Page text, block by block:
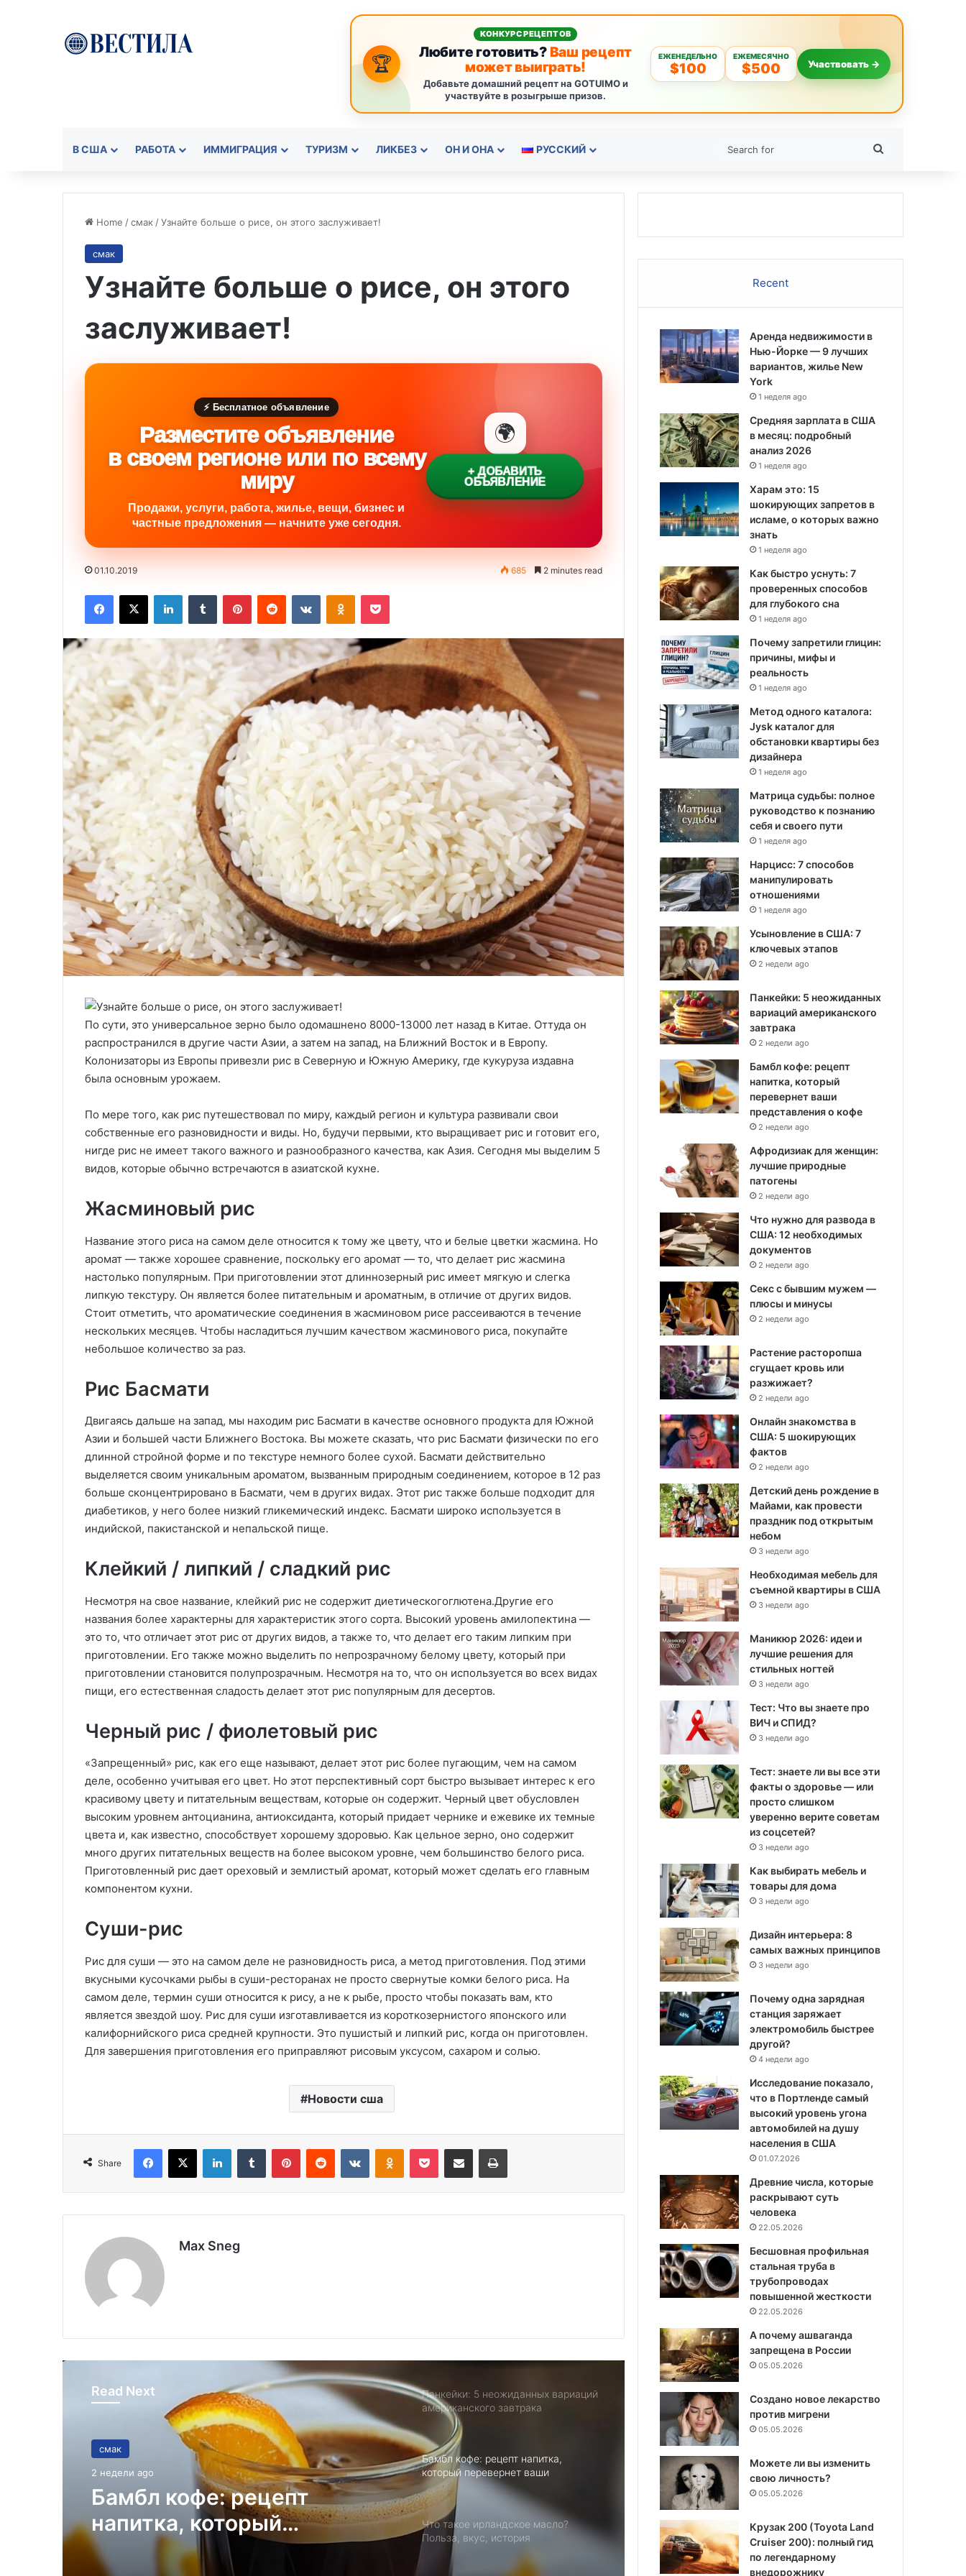
🏆
КОНКУРС РЕЦЕПТОВ
Любите готовить?Ваш рецепт
может выиграть!
Добавьте домашний рецепт на GOTUIMO и
участвуйте в розыгрыше призов.
ЕЖЕНЕДЕЛЬНО
$100
ЕЖЕМЕСЯЧНО
$500 Участвовать →
В США РАБОТА ИММИГРАЦИЯ ТУРИЗМ ЛИКБЕЗ ОН И ОНА РУССКИЙ
Home /смак /Узнайте больше о рисе, он этого заслуживает!
смак
Узнайте больше о рисе, он этого
заслуживает!
⚡ Бесплатное объявление
Разместите объявление
в своем регионе или по всему
миру
Продажи, услуги, работа, жилье, вещи, бизнес и
частные предложения — начните уже сегодня.
🌍
+ ДОБАВИТЬ
ОБЪЯВЛЕНИЕ
01.10.2019 685 2 minutes read
По сути, это универсальное зерно было одомашнено 8000-13000 лет назад в Китае. Оттуда он
распространился в другие части Азии, а затем на запад, на Ближний Восток и в Европу.
Колонизаторы из Европы привезли рис в Северную и Южную Америку, где кукуруза издавна
была основным урожаем.
По мере того, как рис путешествовал по миру, каждый регион и культура развивали свои
собственные его разновидности и виды. Но, будучи первыми, кто выращивает рис и готовит его,
нигде рис не имеет такого важного и разнообразного качества, как Азия. Сегодня мы выделим 5
видов, которые обычно встречаются в азиатской кухне.
Жасминовый рис
Название этого риса на самом деле относится к тому же цвету, что и белые цветки жасмина. Но
аромат — также хорошее сравнение, поскольку его аромат — то, что делает рис жасмина
настолько популярным. При приготовлении этот длиннозерный рис имеет мягкую и слегка
липкую текстуру. Он является более питательным и ароматным, в отличие от других видов.
Стоит отметить, что ароматические соединения в жасминовом рисе рассеиваются в течение
нескольких месяцев. Чтобы насладиться лучшим качеством жасминового риса, покупайте
небольшое количество за раз.
Рис Басмати
Двигаясь дальше на запад, мы находим рис Басмати в качестве основного продукта для Южной
Азии и большей части Ближнего Востока. Вы можете сказать, что рис Басмати физически по его
длинной стройной форме и по текстуре немного более сухой. Басмати действительно
выделяется своим уникальным ароматом, вызванным природным соединением, которое в 12 раз
больше сконцентрировано в Басмати, чем в других видах. Этот рис также больше подходит для
диабетиков, у него более низкий гликемический индекс. Басмати широко используется в
индийской, пакистанской и непальской пище.
Клейкий / липкий / сладкий рис
Несмотря на свое название, клейкий рис не содержит диетическогоглютена.Другие его
названия более характерны для характеристик этого сорта. Высокий уровень амилопектина —
это то, что отличает этот рис от других видов, а также то, что делает его таким липким при
приготовлении. Его также можно выделить по непрозрачному белому цвету, который при
приготовлении становится полупрозрачным. Несмотря на то, что он используется во всех видах
пищи, его естественная сладость делает этот рис популярным для десертов.
Черный рис / фиолетовый рис
«Запрещенный» рис, как его еще называют, делает этот рис более пугающим, чем на самом
деле, особенно учитывая его цвет. Но этот перспективный сорт быстро вызывает интерес к его
красивому цвету и питательным веществам, которые он содержит. Черный цвет обусловлен
высоким уровнем антоцианина, антиоксиданта, который придает чернике и ежевике их темные
цвета и, как известно, способствует хорошему здоровью. Как цельное зерно, оно содержит
много других питательных веществ на более высоком уровне, чем большинство белого риса.
Приготовленный рис дает ореховый и землистый аромат, который может сделать его главным
компонентом кухни.
Суши-рис
Рис для суши — это на самом деле не разновидность риса, а метод приготовления. Под этими
вкусными кусочками рыбы в суши-ресторанах не просто свернутые комки белого риса. На
самом деле, термин суши относится к рису, а не к рыбе, просто чтобы показать вам, кто
является звездой шоу. Рис для суши изготавливается из короткозернистого японского или
калифорнийского риса средней крупности. Это пушистый и липкий рис, когда он приготовлен.
Для завершения приготовления его приправляют рисовым уксусом, сахаром и солью.
Новости сша
Share
Max Sneg
Read Next
смак
2 недели ago
Бамбл кофе: рецепт
напитка, который
перевернет ваши
Дистиллированная вода можно ли
пить, гид на 2026
уникальные свойства
все его любят
Панкейки: 5 неожиданных вариаций
американского завтрака
Бамбл кофе: рецепт напитка,
который перевернет ваши
представления о кофе
Что такое ирландское масло?
Польза, вкус, история
Recent
Аренда недвижимости в
Нью-Йорке — 9 лучших
вариантов, жилье New
York
1 неделя ago
Средняя зарплата в США
в месяц: подробный
анализ 2026
1 неделя ago
Харам это: 15
шокирующих запретов в
исламе, о которых важно
знать
1 неделя ago
Как быстро уснуть: 7
проверенных способов
для глубокого сна
1 неделя ago
Почему запретили глицин:
причины, мифы и
реальность
1 неделя ago
Метод одного каталога:
Jysk каталог для
обстановки квартиры без
дизайнера
1 неделя ago
Матрица судьбы: полное
руководство к познанию
себя и своего пути
1 неделя ago
Нарцисс: 7 способов
манипулировать
отношениями
1 неделя ago
Усыновление в США: 7
ключевых этапов
2 недели ago
Панкейки: 5 неожиданных
вариаций американского
завтрака
2 недели ago
Бамбл кофе: рецепт
напитка, который
перевернет ваши
представления о кофе
2 недели ago
Афродизиак для женщин:
лучшие природные
патогены
2 недели ago
Что нужно для развода в
США: 12 необходимых
документов
2 недели ago
Секс с бывшим мужем —
плюсы и минусы
2 недели ago
Растение расторопша
сгущает кровь или
разжижает?
2 недели ago
Онлайн знакомства в
США: 5 шокирующих
фактов
2 недели ago
Детский день рождение в
Майами, как провести
праздник под открытым
небом
3 недели ago
Необходимая мебель для
съемной квартиры в США
3 недели ago
Маникюр 2026: идеи и
лучшие решения для
стильных ногтей
3 недели ago
Тест: Что вы знаете про
ВИЧ и СПИД?
3 недели ago
Тест: знаете ли вы все эти
факты о здоровье — или
просто слишком
уверенно верите советам
из соцсетей?
3 недели ago
Как выбирать мебель и
товары для дома
3 недели ago
Дизайн интерьера: 8
самых важных принципов
3 недели ago
Почему одна зарядная
станция заряжает
электромобиль быстрее
другой?
4 недели ago
Исследование показало,
что в Портленде самый
высокий уровень угона
автомобилей на душу
населения в США
01.07.2026
Древние числа, которые
раскрывают суть
человека
22.05.2026
Бесшовная профильная
стальная труба в
трубопроводах
повышенной жесткости
22.05.2026
А почему ашваганда
запрещена в России
05.05.2026
Создано новое лекарство
против мигрени
05.05.2026
Можете ли вы изменить
свою личность?
05.05.2026
Крузак 200 (Toyota Land
Cruiser 200): полный гид
по легендарному
внедорожнику